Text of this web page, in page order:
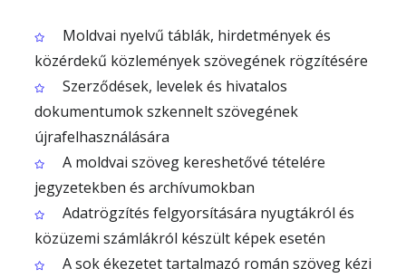
Moldvai nyelvű táblák, hirdetmények és
közérdekű közlemények szövegének rögzítésére
Szerződések, levelek és hivatalos
dokumentumok szkennelt szövegének
újrafelhasználására
A moldvai szöveg kereshetővé tételére
jegyzetekben és archívumokban
Adatrögzítés felgyorsítására nyugtákról és
közüzemi számlákról készült képek esetén
A sok ékezetet tartalmazó román szöveg kézi